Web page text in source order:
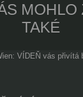
MOHLO
TAKÉ